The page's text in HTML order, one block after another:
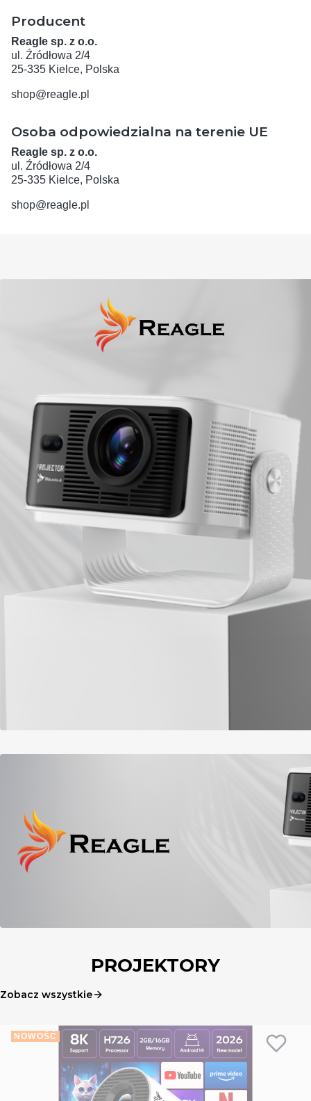
Producent
Reagle sp. z o.o.
ul. Źródłowa 2/4
25-335 Kielce, Polska
shop@reagle.pl
Osoba odpowiedzialna na terenie UE
Reagle sp. z o.o.
ul. Źródłowa 2/4
25-335 Kielce, Polska
shop@reagle.pl
PROJEKTORY
Zobacz wszystkie
NOWOŚĆ